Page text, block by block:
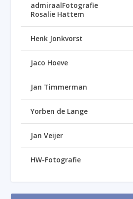
admiraalFotografie
Rosalie Hattem
Henk Jonkvorst
Jaco Hoeve
Jan Timmerman
Yorben de Lange
Jan Veijer
HW-Fotografie